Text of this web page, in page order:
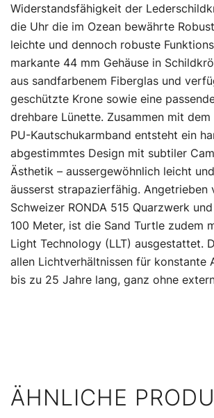
Widerstandsfähigkeit der
die Uhr die im Ozean bewährte
leichte und dennoch robuste
markante 44 mm Gehäuse in
aus sandfarbenem Fiberglas und
geschützte Krone sowie eine
drehbare Lünette. Zusammen mit
PU-Kautschukarmband entsteht ein
abgestimmtes Design mit subtiler
Ästhetik – aussergewöhnlich leicht
äusserst strapazierfähig. Angetrieben
Schweizer RONDA 515 Quarzwerk
100 Meter, ist die Sand Turtle zudem
Light Technology (LLT) ausgestattet.
allen Lichtverhältnissen für konstante
bis zu 25 Jahre lang, ganz ohne
ÄHNLICHE